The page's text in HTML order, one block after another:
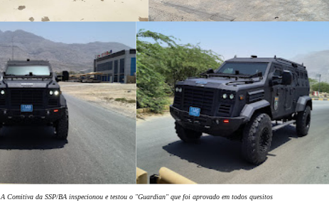
A Comitiva da SSP/BA inspecionou e testou o "Guardian" que foi aprovado em todos quesitos